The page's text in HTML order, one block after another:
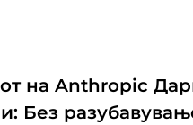
на Anthropic
Без